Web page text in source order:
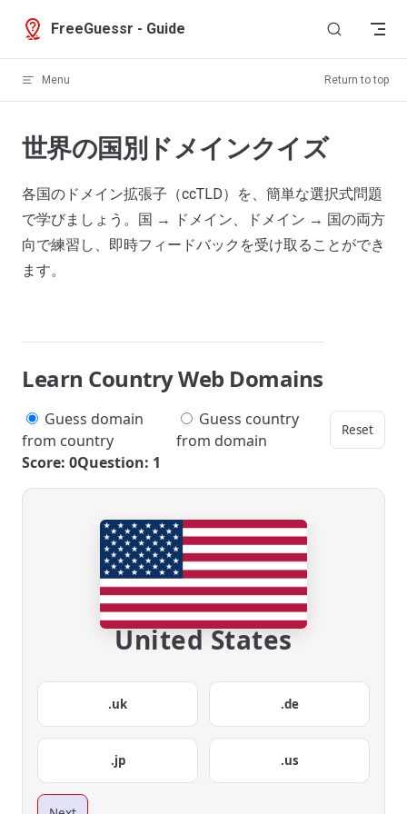
Skip to content
FreeGuessr - Guide
Menu Return to top
世界の国別ドメインクイズ
各国のドメイン拡張子（ccTLD）を、簡単な選択式問題
で学びましょう。国 → ドメイン、ドメイン → 国の両方
向で練習し、即時フィードバックを受け取ることができ
ます。
Learn Country Web Domains
Guess domain
from country
Guess country
from domain
Reset
Score: 0Question: 1
United States
.uk .de
.jp .us